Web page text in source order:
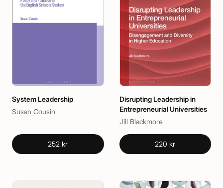
System Leadership
Susan Cousin
252 kr
Disrupting Leadership in
Entrepreneurial Universities
Jill Blackmore
220 kr